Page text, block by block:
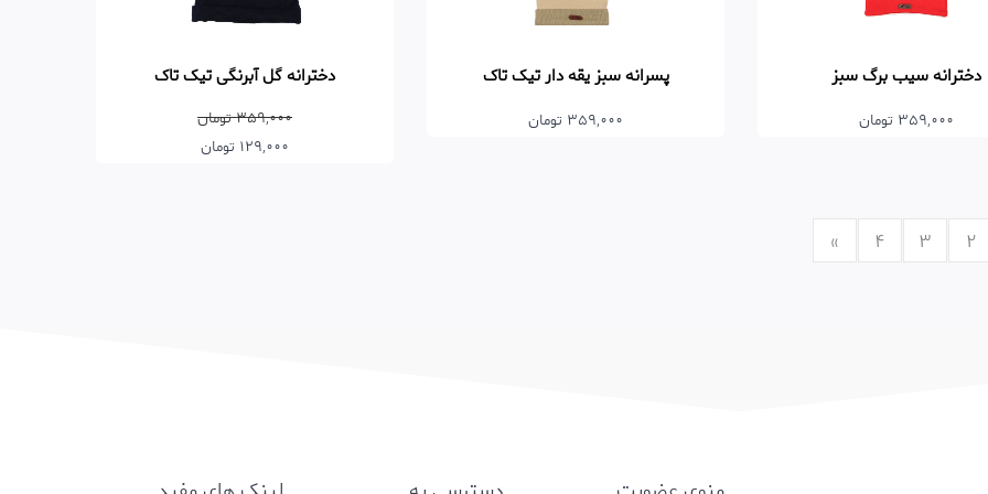
دخترانه سیب برگ سبز
359,000 تومان
پسرانه سبز یقه دار تیک تاک
359,000 تومان
دخترانه گل آبرنگی تیک تاک
359,000 تومان
129,000 تومان
2
3
4
»